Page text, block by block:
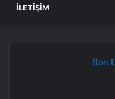
İLETIŞIM
Son